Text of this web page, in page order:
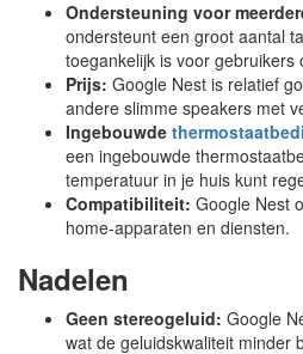
Ondersteuning voor
ondersteunt een groot aantal
toegankelijk is voor gebruikers
Prijs: Google Nest is relatief
andere slimme speakers met
Ingebouwde
een ingebouwde
temperatuur in je huis kunt
Compatibiliteit: Google Nest
home-apparaten en diensten.
Nadelen
Geen stereogeluid: Google
wat de geluidskwaliteit minder